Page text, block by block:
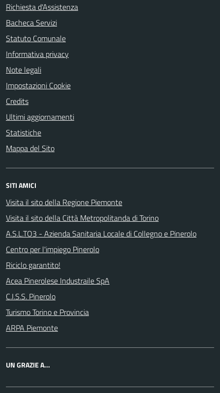
Richiesta d'Assistenza
Bacheca Servizi
Statuto Comunale
Informativa privacy
Note legali
Impostazioni Cookie
Credits
Ultimi aggiornamenti
Statistiche
Mappa del Sito
SITI AMICI
Visita il sito della Regione Piemonte
Visita il sito della Città Metropolitanda di Torino
A.S.L.TO3 - Azienda Sanitaria Locale di Collegno e Pinerolo
Centro per l'impiego Pinerolo
Riciclo garantito!
Acea Pinerolese Industraile SpA
C.I.S.S. Pinerolo
Turismo Torino e Provincia
ARPA Piemonte
UN GRAZIE A...